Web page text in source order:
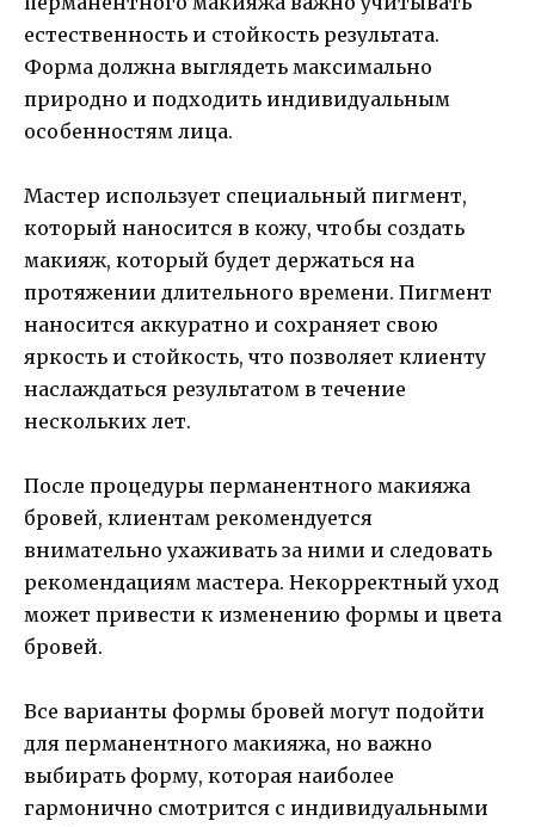
естественность и стойкость результата.
Форма должна выглядеть максимально
природно и подходить индивидуальным
особенностям лица.
Мастер использует специальный пигмент,
который наносится в кожу, чтобы создать
макияж, который будет держаться на
протяжении длительного времени. Пигмент
наносится аккуратно и сохраняет свою
яркость и стойкость, что позволяет клиенту
наслаждаться результатом в течение
нескольких лет.
После процедуры перманентного макияжа
бровей, клиентам рекомендуется
внимательно ухаживать за ними и следовать
рекомендациям мастера. Некорректный уход
может привести к изменению формы и цвета
бровей.
Все варианты формы бровей могут подойти
для перманентного макияжа, но важно
выбирать форму, которая наиболее
гармонично смотрится с индивидуальными